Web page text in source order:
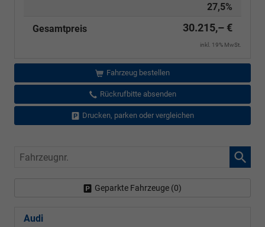
27,5%
Gesamtpreis
30.215,– €
inkl. 19% MwSt.
Fahrzeug bestellen
Rückrufbitte absenden
Drucken, parken oder vergleichen
Fahrzeugnr.
Geparkte Fahrzeuge (0)
Audi